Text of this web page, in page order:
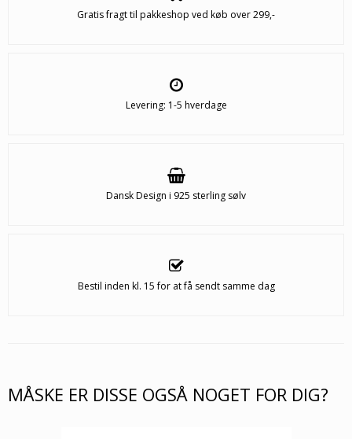
Gratis fragt til pakkeshop ved køb over 299,-
Levering: 1-5 hverdage
Dansk Design i 925 sterling sølv
Bestil inden kl. 15 for at få sendt samme dag
MÅSKE ER DISSE OGSÅ NOGET FOR DIG?